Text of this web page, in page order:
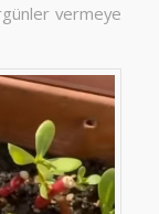
vermeye